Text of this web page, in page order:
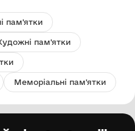
пам'ятки
пам'ятки
Меморіальні пам'ятки